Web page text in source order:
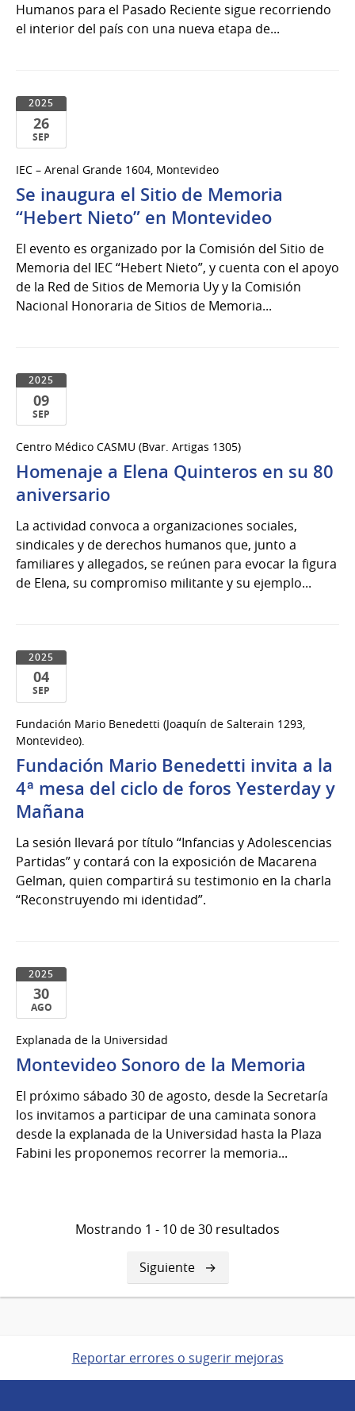
Humanos para el Pasado Reciente sigue recorriendo
el interior del país con una nueva etapa de...
2025
26
SEP
de
Sep
del
IEC – Arenal Grande 1604, Montevideo
Se inaugura el Sitio de Memoria
“Hebert Nieto” en Montevideo
El evento es organizado por la Comisión del Sitio de
Memoria del IEC “Hebert Nieto”, y cuenta con el apoyo
de la Red de Sitios de Memoria Uy y la Comisión
Nacional Honoraria de Sitios de Memoria...
2025
09
SEP
de
Sep
del
Centro Médico CASMU (Bvar. Artigas 1305)
Homenaje a Elena Quinteros en su 80
aniversario
La actividad convoca a organizaciones sociales,
sindicales y de derechos humanos que, junto a
familiares y allegados, se reúnen para evocar la figura
de Elena, su compromiso militante y su ejemplo...
2025
04
SEP
de
Sep
del
2025
Fundación Mario Benedetti (Joaquín de Salterain 1293,
Montevideo).
Fundación Mario Benedetti invita a la
4ª mesa del ciclo de foros Yesterday y
Mañana
La sesión llevará por título “Infancias y Adolescencias
Partidas” y contará con la exposición de Macarena
Gelman, quien compartirá su testimonio en la charla
“Reconstruyendo mi identidad”.
2025
30
AGO
de
Ago
2025
Explanada de la Universidad
Montevideo Sonoro de la Memoria
El próximo sábado 30 de agosto, desde la Secretaría
los invitamos a participar de una caminata sonora
desde la explanada de la Universidad hasta la Plaza
Fabini les proponemos recorrer la memoria...
Mostrando 1 - 10 de 30 resultados
Siguiente
página
Siguiente
Reportar errores o sugerir mejoras